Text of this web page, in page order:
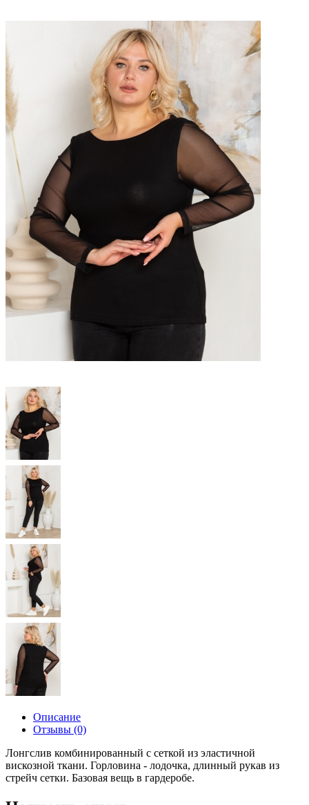
Описание
Отзывы (0)
Лонгслив комбинированный с сеткой из эластичной
вискозной ткани. Горловина - лодочка, длинный рукав из
стрейч сетки. Базовая вещь в гардеробе.